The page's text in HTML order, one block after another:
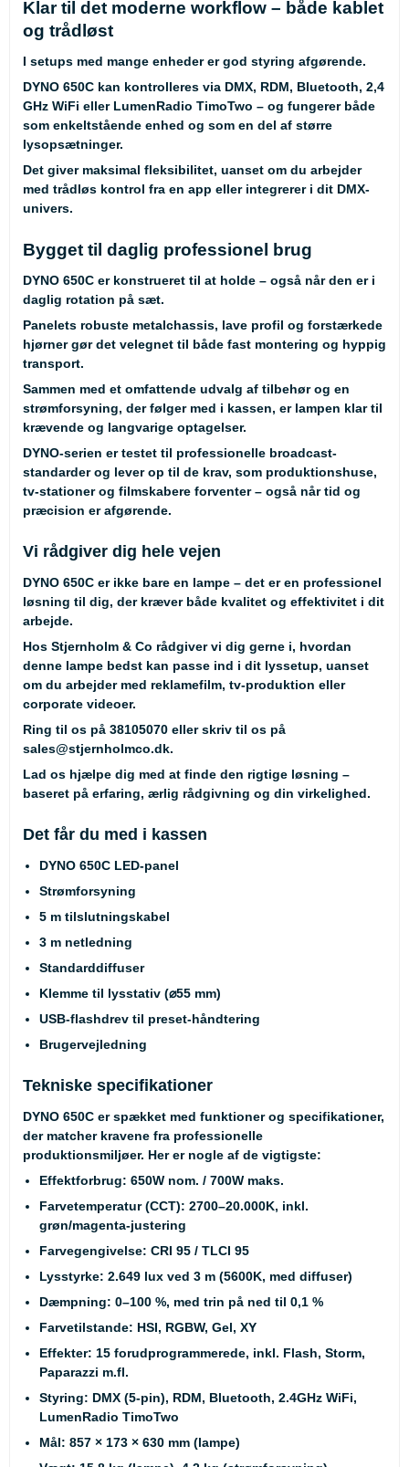
Klar til det moderne workflow – både kablet
og trådløst
I setups med mange enheder er god styring afgørende.
DYNO 650C kan kontrolleres via DMX, RDM, Bluetooth, 2,4
GHz WiFi eller LumenRadio TimoTwo – og fungerer både
som enkeltstående enhed og som en del af større
lysopsætninger.
Det giver maksimal fleksibilitet, uanset om du arbejder
med trådløs kontrol fra en app eller integrerer i dit DMX-
univers.
Bygget til daglig professionel brug
DYNO 650C er konstrueret til at holde – også når den er i
daglig rotation på sæt.
Panelets robuste metalchassis, lave profil og forstærkede
hjørner gør det velegnet til både fast montering og hyppig
transport.
Sammen med et omfattende udvalg af tilbehør og en
strømforsyning, der følger med i kassen, er lampen klar til
krævende og langvarige optagelser.
DYNO-serien er testet til professionelle broadcast-
standarder og lever op til de krav, som produktionshuse,
tv-stationer og filmskabere forventer – også når tid og
præcision er afgørende.
Vi rådgiver dig hele vejen
DYNO 650C er ikke bare en lampe – det er en professionel
løsning til dig, der kræver både kvalitet og effektivitet i dit
arbejde.
Hos Stjernholm & Co rådgiver vi dig gerne i, hvordan
denne lampe bedst kan passe ind i dit lyssetup, uanset
om du arbejder med reklamefilm, tv-produktion eller
corporate videoer.
Ring til os på 38105070 eller skriv til os på
sales@stjernholmco.dk.
Lad os hjælpe dig med at finde den rigtige løsning –
baseret på erfaring, ærlig rådgivning og din virkelighed.
Det får du med i kassen
DYNO 650C LED-panel
Strømforsyning
5 m tilslutningskabel
3 m netledning
Standarddiffuser
Klemme til lysstativ (⌀55 mm)
USB-flashdrev til preset-håndtering
Brugervejledning
Tekniske specifikationer
DYNO 650C er spækket med funktioner og specifikationer,
der matcher kravene fra professionelle
produktionsmiljøer. Her er nogle af de vigtigste:
Effektforbrug: 650W nom. / 700W maks.
Farvetemperatur (CCT): 2700–20.000K, inkl.
grøn/magenta-justering
Farvegengivelse: CRI 95 / TLCI 95
Lysstyrke: 2.649 lux ved 3 m (5600K, med diffuser)
Dæmpning: 0–100 %, med trin på ned til 0,1 %
Farvetilstande: HSI, RGBW, Gel, XY
Effekter: 15 forudprogrammerede, inkl. Flash, Storm,
Paparazzi m.fl.
Styring: DMX (5-pin), RDM, Bluetooth, 2.4GHz WiFi,
LumenRadio TimoTwo
Mål: 857 × 173 × 630 mm (lampe)